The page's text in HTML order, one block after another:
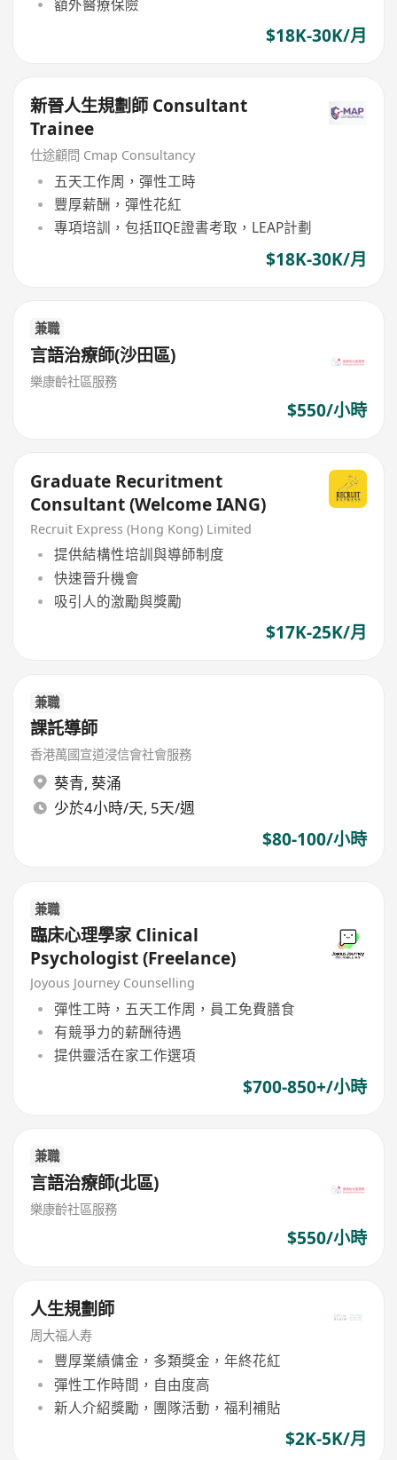
額外醫療保險
$18K-30K/月
新晉人生規劃師 Consultant
Trainee
仕途顧問 Cmap Consultancy
五天工作周，彈性工時
豐厚薪酬，彈性花紅
專項培訓，包括IIQE證書考取，LEAP計劃
$18K-30K/月
兼職
言語治療師(沙田區)
樂康齡社區服務
$550/小時
Graduate Recuritment
Consultant (Welcome IANG)
Recruit Express (Hong Kong) Limited
提供結構性培訓與導師制度
快速晉升機會
吸引人的激勵與獎勵
$17K-25K/月
兼職
課託導師
香港萬國宣道浸信會社會服務
葵青, 葵涌
少於4小時/天, 5天/週
$80-100/小時
兼職
臨床心理學家 Clinical
Psychologist (Freelance)
Joyous Journey Counselling
彈性工時，五天工作周，員工免費膳食
有競爭力的薪酬待遇
提供靈活在家工作選項
$700-850+/小時
兼職
言語治療師(北區)
樂康齡社區服務
$550/小時
人生規劃師
周大福人寿
豐厚業績傭金，多類獎金，年終花紅
彈性工作時間，自由度高
新人介紹獎勵，團隊活動，福利補貼
$2K-5K/月